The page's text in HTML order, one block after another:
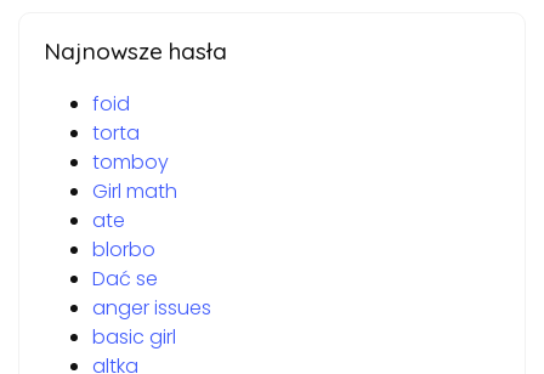
Najnowsze hasła
foid
torta
tomboy
Girl math
ate
blorbo
Dać se
anger issues
basic girl
altka